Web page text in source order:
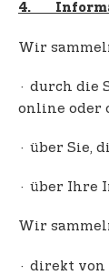
4.
Wir
· durch die
online oder
· über Sie,
· über Ihre
Wir
· direkt